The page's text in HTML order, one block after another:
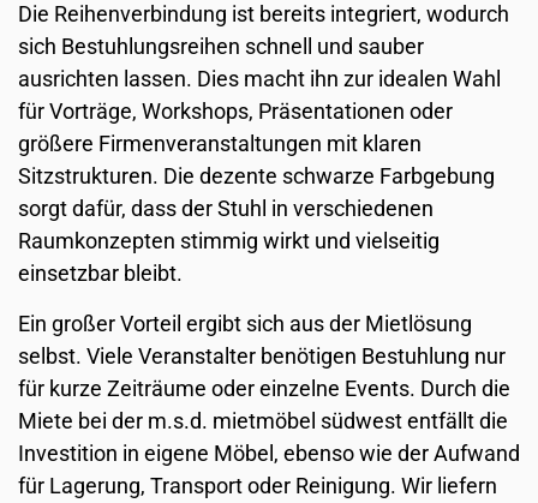
Die Reihenverbindung ist bereits integriert, wodurch
sich Bestuhlungsreihen schnell und sauber
ausrichten lassen. Dies macht ihn zur idealen Wahl
für Vorträge, Workshops, Präsentationen oder
größere Firmenveranstaltungen mit klaren
Sitzstrukturen. Die dezente schwarze Farbgebung
sorgt dafür, dass der Stuhl in verschiedenen
Raumkonzepten stimmig wirkt und vielseitig
einsetzbar bleibt.
Ein großer Vorteil ergibt sich aus der Mietlösung
selbst. Viele Veranstalter benötigen Bestuhlung nur
für kurze Zeiträume oder einzelne Events. Durch die
Miete bei der m.s.d. mietmöbel südwest entfällt die
Investition in eigene Möbel, ebenso wie der Aufwand
für Lagerung, Transport oder Reinigung. Wir liefern